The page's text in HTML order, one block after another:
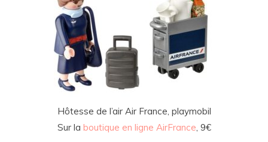
Hôtesse de l’air Air France, playmobil
Sur la boutique en ligne AirFrance, 9€